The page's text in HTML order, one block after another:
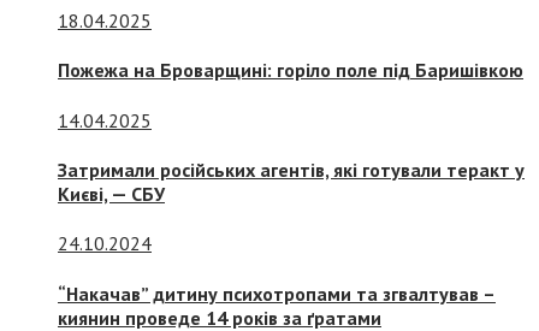
18.04.2025
Пожежа на Броварщині: горіло поле під Баришівкою
14.04.2025
Затримали російських агентів, які готували теракт у
Києві, — СБУ
24.10.2024
“Накачав” дитину психотропами та згвалтував –
киянин проведе 14 років за ґратами